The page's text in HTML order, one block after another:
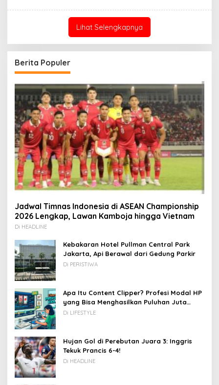
Lihat Selengkapnya
Berita Populer
Jadwal Timnas Indonesia di ASEAN Championship
2026 Lengkap, Lawan Kamboja hingga Vietnam
Di HEADLINE
Kebakaran Hotel Pullman Central Park
Jakarta, Api Berawal dari Gedung Parkir
Di PERISTIWA
Apa Itu Content Clipper? Profesi Modal HP
yang Bisa Menghasilkan Puluhan Juta
Rupiah
Di LIFESTYLE
Hujan Gol di Perebutan Juara 3: Inggris
Tekuk Prancis 6-4!
Di HEADLINE